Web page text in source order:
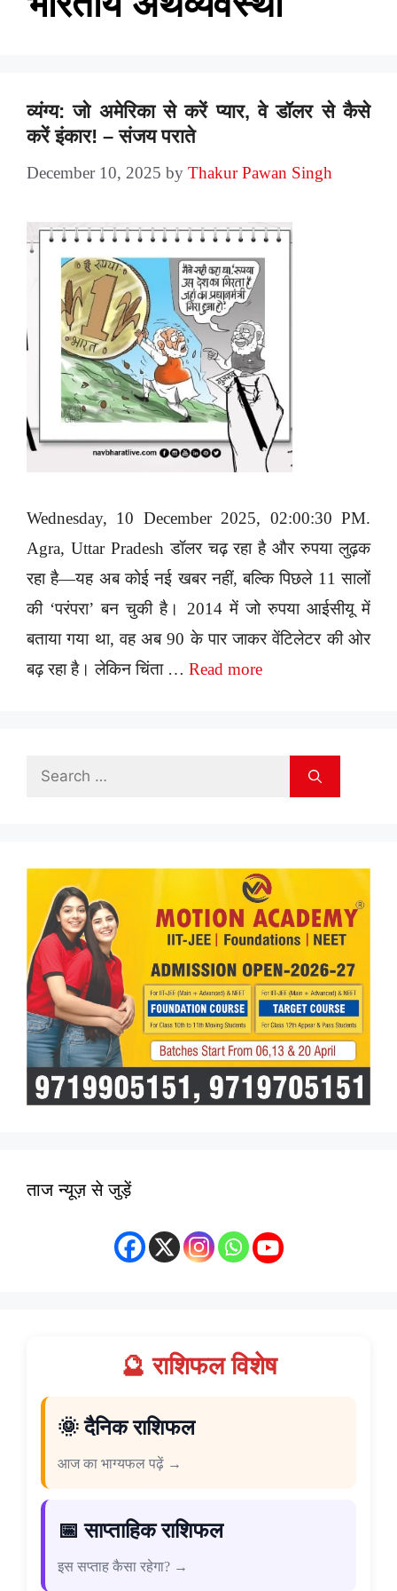
व्यंग्य: जो अमेरिका से करें प्यार, वे डॉलर से कैसे
करें इंकार! – संजय पराते
December 10, 2025 by Thakur Pawan Singh
Wednesday, 10 December 2025, 02:00:30 PM.
Agra, Uttar Pradesh डॉलर चढ़ रहा है और रुपया लुढ़क
रहा है—यह अब कोई नई खबर नहीं, बल्कि पिछले 11 सालों
की ‘परंपरा’ बन चुकी है। 2014 में जो रुपया आईसीयू में
बताया गया था, वह अब 90 के पार जाकर वेंटिलेटर की ओर
बढ़ रहा है। लेकिन चिंता … Read more
Search
ताज न्यूज़ से जुड़ें
🔮 राशिफल विशेष
🌞 दैनिक राशिफल
आज का भाग्यफल पढ़ें →
📅 साप्ताहिक राशिफल
इस सप्ताह कैसा रहेगा? →